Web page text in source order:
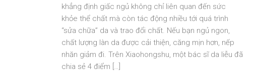
khẳng định giấc ngủ không chỉ liên quan đến sức
khỏe thể chất mà còn tác động nhiều tới quá trình
“sửa chữa” da và trao đổi chất. Nếu bạn ngủ ngon,
chất lượng làn da được cải thiện, căng mịn hơn, nếp
nhăn giảm đi. Trên Xiaohongshu, một bác sĩ da liễu đã
chia sẻ 4 điểm […]